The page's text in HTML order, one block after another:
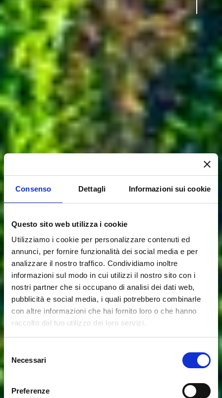
Consenso Dettagli Informazioni sui cookie
Questo sito web utilizza i cookie
Utilizziamo i cookie per personalizzare contenuti ed
annunci, per fornire funzionalità dei social media e per
analizzare il nostro traffico. Condividiamo inoltre
informazioni sul modo in cui utilizzi il nostro sito con i
nostri partner che si occupano di analisi dei dati web,
pubblicità e social media, i quali potrebbero combinarle
con altre informazioni che hai fornito loro o che hanno
raccolto dal tuo utilizzo dei loro servizi.
Selezione
del
consenso
Necessari
Preferenze